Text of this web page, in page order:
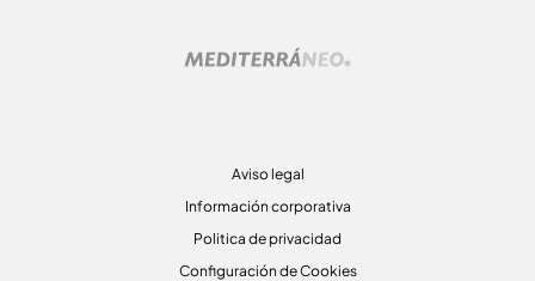
Aviso legal
Información corporativa
Politica de privacidad
Configuración de Cookies